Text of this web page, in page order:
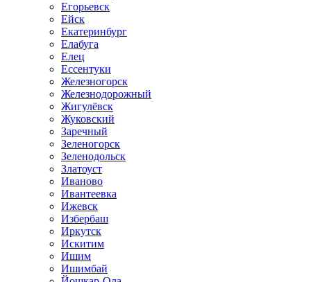
Егорьевск
Ейск
Екатеринбург
Елабуга
Елец
Ессентуки
Железногорск
Железнодорожный
Жигулёвск
Жуковский
Заречный
Зеленогорск
Зеленодольск
Златоуст
Иваново
Ивантеевка
Ижевск
Избербаш
Иркутск
Искитим
Ишим
Ишимбай